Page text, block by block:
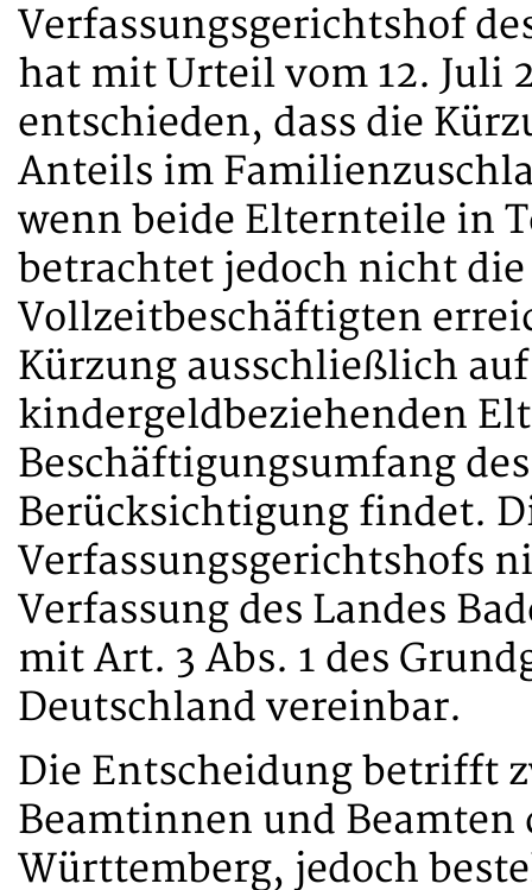
Verfassungsgerichtshof
hat mit Urteil vom 12. Juli
entschieden, dass die
Anteils im
wenn beide Elternteile in
betrachtet jedoch nicht
Vollzeitbeschäftigten
Kürzung ausschließlich
kindergeldbeziehenden
Beschäftigungsumfang
Berücksichtigung findet.
Verfassungsgerichtshofs
Verfassung des Landes
mit Art. 3 Abs. 1 des
Deutschland vereinbar.
Die Entscheidung betrifft
Beamtinnen und Beamten
Württemberg, jedoch